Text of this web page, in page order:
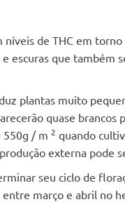
de THC em
escuras que também
plantas muito
quase brancos
550g / m 2 quando
externa pode
seu ciclo de
março e abril no